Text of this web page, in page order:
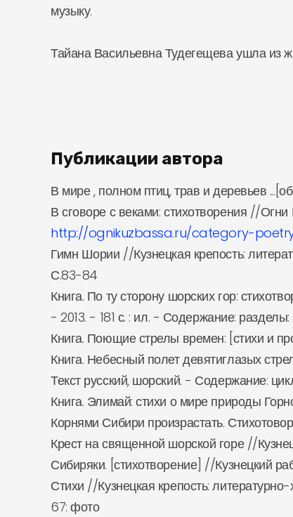
музыку.
Тайана Васильевна Тудегещева ушла из
Публикации автора
В мире , полном птиц, трав и деревьев
В сговоре с веками: стихотворения //
http://ognikuzbassa.ru/category-
Гимн Шории //Кузнецкая крепость:
С.83-84
Книга. По ту сторону шорских гор:
- 2013. - 181 с. : ил. - Содержание:
Книга. Поющие стрелы времен: [стихи и
Книга. Небесный полет девятиглазых
Текст русский, шорский. - Содержание:
Книга. Элимай: стихи о мире природы
Корнями Сибири произрастать.
Крест на священной шорской горе //
Сибиряки. [стихотворение] //Кузнецкий
Стихи //Кузнецкая крепость:
67: фото